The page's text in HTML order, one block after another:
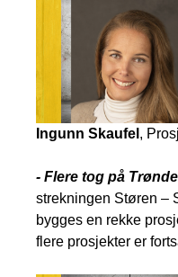
Ingunn Skaufel ,
- Flere tog på
strekningen Støren –
bygges en rekke
flere prosjekter er